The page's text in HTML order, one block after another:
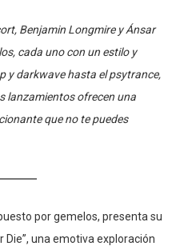
Benjamin Longmire y Ánsar
cada uno con un estilo y
y darkwave hasta el psytrance,
lanzamientos ofrecen una
que no te puedes
por gemelos, presenta su
Die”, una emotiva exploración